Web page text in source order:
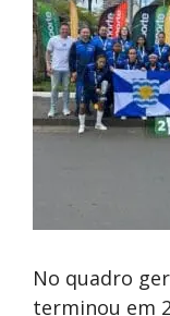
No quadro
terminou em